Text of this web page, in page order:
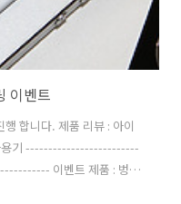
이벤트
합니다. 제품 리뷰 : 아이
용기 -------------------------
이벤트 제품 : 벙커
개씩 총 5개 (배송비는 아